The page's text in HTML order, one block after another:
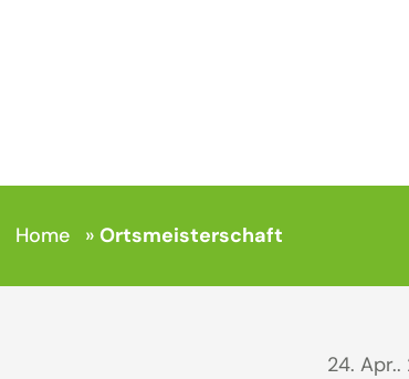
Home » Ortsmeisterschaft
24. Apr..